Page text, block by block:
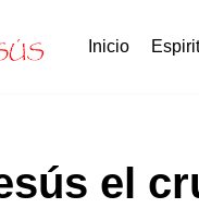
Inicio
el